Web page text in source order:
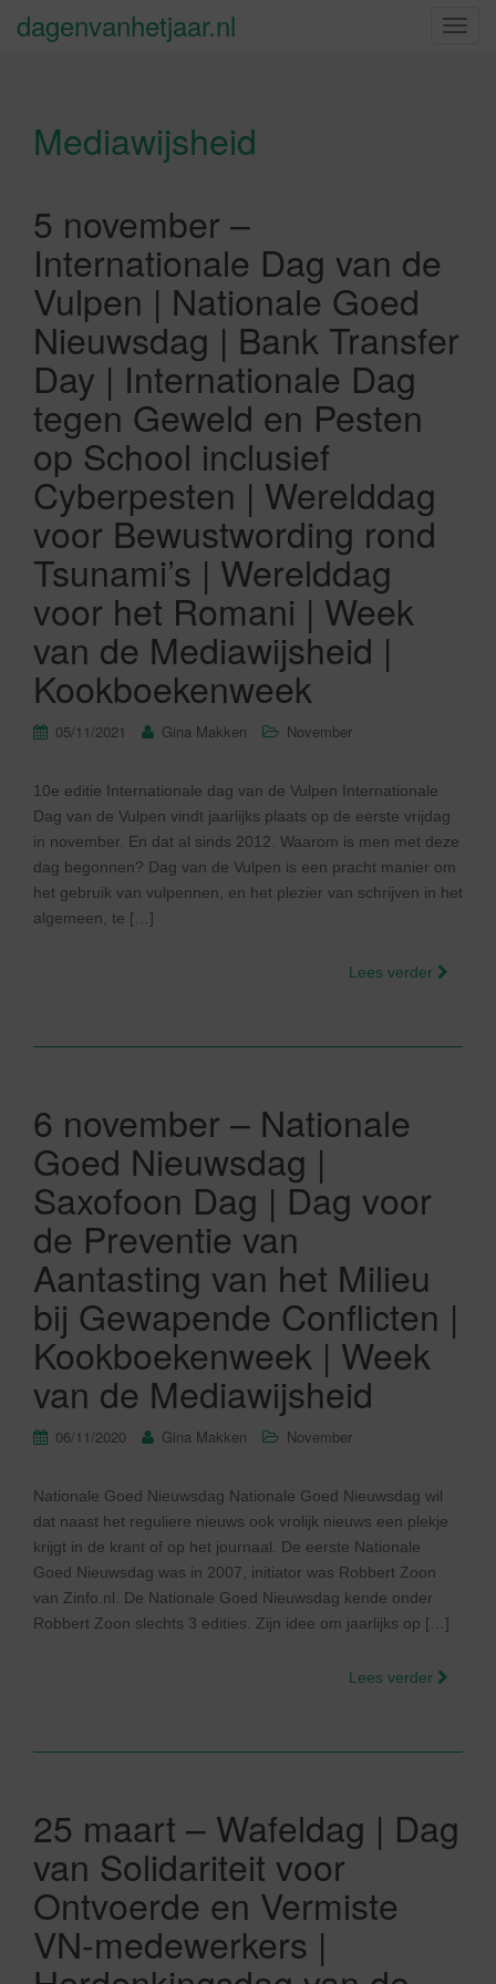
S
a
dagenvanhetjaar.nl
Mediawijsheid
5 november –
Internationale Dag van de
Vulpen | Nationale Goed
Nieuwsdag | Bank Transfer
Day | Internationale Dag
tegen Geweld en Pesten
op School inclusief
Cyberpesten | Werelddag
voor Bewustwording rond
Tsunami’s | Werelddag
voor het Romani | Week
van de Mediawijsheid |
Kookboekenweek
05/11/2021 Gina Makken November
10e editie Internationale dag van de Vulpen Internationale
Dag van de Vulpen vindt jaarlijks plaats op de eerste vrijdag
in november. En dat al sinds 2012. Waarom is men met deze
dag begonnen? Dag van de Vulpen is een pracht manier om
het gebruik van vulpennen, en het plezier van schrijven in het
algemeen, te […]
Lees verder
6 november – Nationale
Goed Nieuwsdag |
Saxofoon Dag | Dag voor
de Preventie van
Aantasting van het Milieu
bij Gewapende Conflicten |
Kookboekenweek | Week
van de Mediawijsheid
06/11/2020 Gina Makken November
Nationale Goed Nieuwsdag Nationale Goed Nieuwsdag wil
dat naast het reguliere nieuws ook vrolijk nieuws een plekje
krijgt in de krant of op het journaal. De eerste Nationale
Goed Nieuwsdag was in 2007, initiator was Robbert Zoon
van Zinfo.nl. De Nationale Goed Nieuwsdag kende onder
Robbert Zoon slechts 3 edities. Zijn idee om jaarlijks op […]
Lees verder
25 maart – Wafeldag | Dag
van Solidariteit voor
Ontvoerde en Vermiste
VN-medewerkers |